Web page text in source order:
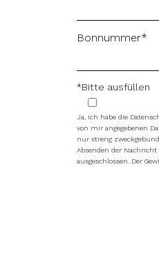
Bonnummer*
*Bitte ausfüllen
Ja, ich habe die
von mir angegebenen
nur streng
Absenden der
ausgeschlossen. Der